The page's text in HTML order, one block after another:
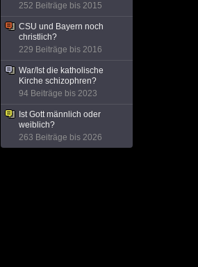
252 Beiträge bis 2015
CSU und Bayern noch
christlich?
229 Beiträge bis 2016
War/Ist die katholische
Kirche schizophren?
94 Beiträge bis 2023
Ist Gott männlich oder
weiblich?
263 Beiträge bis 2026